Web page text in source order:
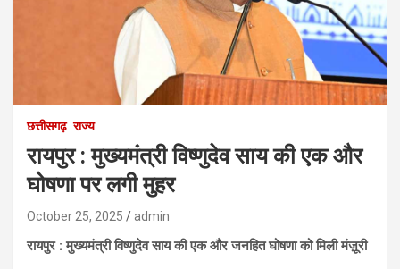
छत्तीसगढ़ राज्य
रायपुर : मुख्यमंत्री विष्णुदेव साय की एक और
घोषणा पर लगी मुहर
October 25, 2025 admin
रायपुर : मुख्यमंत्री विष्णुदेव साय की एक और जनहित घोषणा को मिली मंज़ूरी